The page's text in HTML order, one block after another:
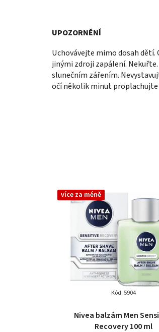
UPOZORNĚNÍ
Uchovávejte mimo dosah
jinými zdroji zapálení.
slunečním zářením.
očí několik minut proplachujte
více za méně
Nivea balzám Men
Recovery 100 ml
hodnocení
Kód: 5904